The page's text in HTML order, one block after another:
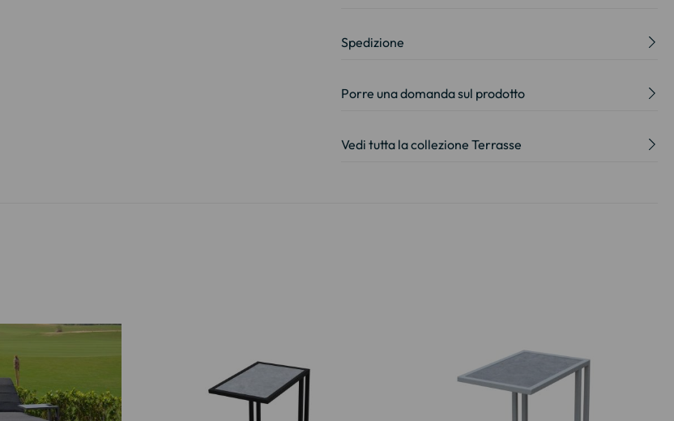
Spedizione
Porre una domanda sul prodotto
Vedi tutta la collezione Terrasse